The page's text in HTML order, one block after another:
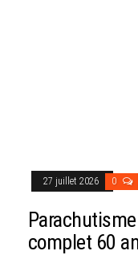
27 juillet 2026 0
complet 60